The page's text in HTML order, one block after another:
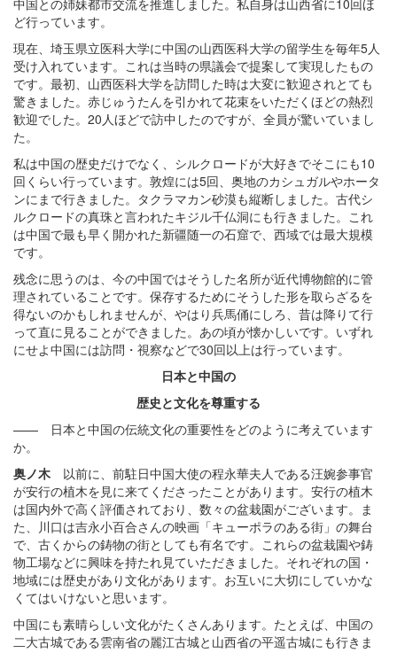
中国との姉妹都市交流を推進しました。私自身は山西省に10回ほ
ど行っています。
現在、埼玉県立医科大学に中国の山西医科大学の留学生を毎年5人
受け入れています。これは当時の県議会で提案して実現したもの
です。最初、山西医科大学を訪問した時は大変に歓迎されとても
驚きました。赤じゅうたんを引かれて花束をいただくほどの熱烈
歓迎でした。20人ほどで訪中したのですが、全員が驚いていまし
た。
私は中国の歴史だけでなく、シルクロードが大好きでそこにも10
回くらい行っています。敦煌には5回、奥地のカシュガルやホータ
ンにまで行きました。タクラマカン砂漠も縦断しました。古代シ
ルクロードの真珠と言われたキジル千仏洞にも行きました。これ
は中国で最も早く開かれた新疆随一の石窟で、西域では最大規模
です。
残念に思うのは、今の中国ではそうした名所が近代博物館的に管
理されていることです。保存するためにそうした形を取らざるを
得ないのかもしれませんが、やはり兵馬俑にしろ、昔は降りて行
って直に見ることができました。あの頃が懐かしいです。いずれ
にせよ中国には訪問 ・ 視察などで30回以上は行っています。
日本と中国の
歴史と文化を尊重する
—— 日本と中国の伝統文化の重要性をどのように考えています
か。
奥ノ木 以前に、前駐日中国大使の程永華夫人である汪婉参事官
が安行の植木を見に来てくださったことがあります。安行の植木
は国内外で高く評価されており、数々の盆栽園がございます。ま
た、川口は吉永小百合さんの映画「キューポラのある街」の舞台
で、古くからの鋳物の街としても有名です。これらの盆栽園や鋳
物工場などに興味を持たれ見ていただきました。それぞれの国 ・
地域には歴史があり文化があります。お互いに大切にしていかな
くてはいけないと思います。
中国にも素晴らしい文化がたくさんあります。たとえば、中国の
二大古城である雲南省の麗江古城と山西省の平遥古城にも行きま